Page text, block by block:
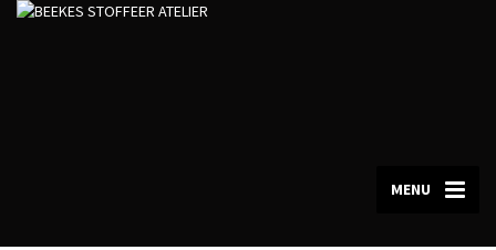
MENU